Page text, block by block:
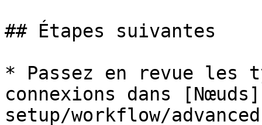
## Étapes suivantes
* Passez en revue les
connexions dans
setup/workflow/